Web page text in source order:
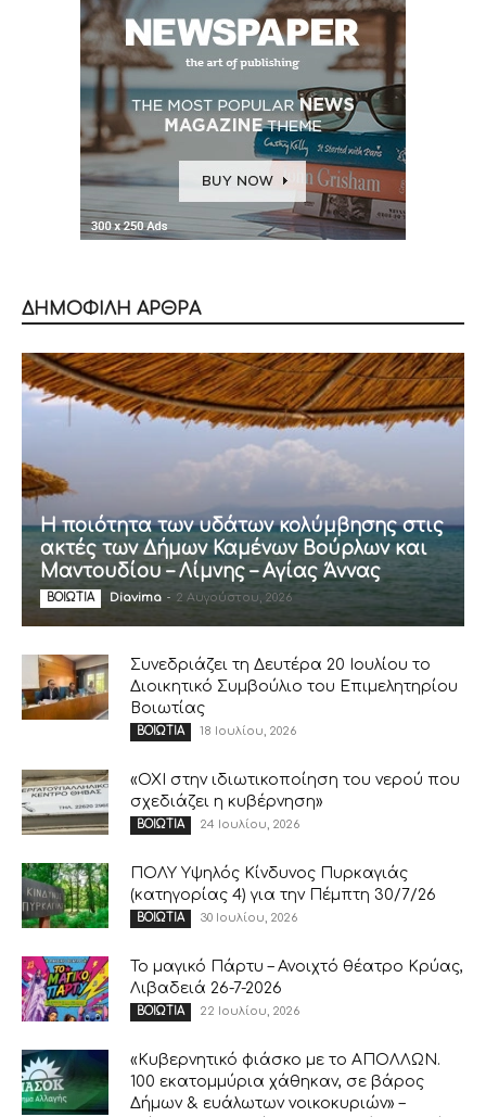
ΔΗΜΟΦΙΛΗ ΑΡΘΡΑ
Η ποιότητα των υδάτων κολύμβησης στις
ακτές των Δήμων Καμένων Βούρλων και
Μαντουδίου – Λίμνης – Αγίας Άννας
ΒΟΙΩΤΙΑ Diavima - 2 Αυγούστου, 2026
Συνεδριάζει τη Δευτέρα 20 Ιουλίου το
Διοικητικό Συμβούλιο του Επιμελητηρίου
Βοιωτίας
ΒΟΙΩΤΙΑ 18 Ιουλίου, 2026
«ΟΧΙ στην ιδιωτικοποίηση του νερού που
σχεδιάζει η κυβέρνηση»
ΒΟΙΩΤΙΑ 24 Ιουλίου, 2026
ΠΟΛΥ Υψηλός Κίνδυνος Πυρκαγιάς
(κατηγορίας 4) για την Πέμπτη 30/7/26
ΒΟΙΩΤΙΑ 30 Ιουλίου, 2026
Το μαγικό Πάρτυ – Ανοιχτό θέατρο Κρύας,
Λιβαδειά 26-7-2026
ΒΟΙΩΤΙΑ 22 Ιουλίου, 2026
«Κυβερνητικό φιάσκο με το ΑΠΟΛΛΩΝ.
100 εκατομμύρια χάθηκαν, σε βάρος
Δήμων & ευάλωτων νοικοκυριών» –